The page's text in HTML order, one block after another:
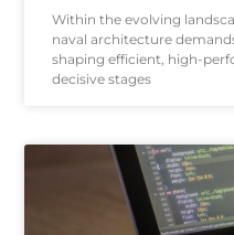
Within the evolving
naval architecture
shaping efficient, high-
decisive stages